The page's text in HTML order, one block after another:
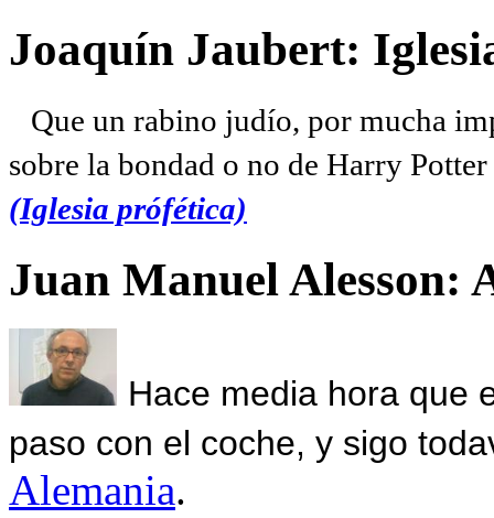
Joaquín Jaubert:
Que un rabino judío, por mucha
sobre la bondad o no de Harry
(Iglesia prófética)
Juan Manuel Alesson:
Hace media hora que
paso con el coche, y sigo
Alemania.